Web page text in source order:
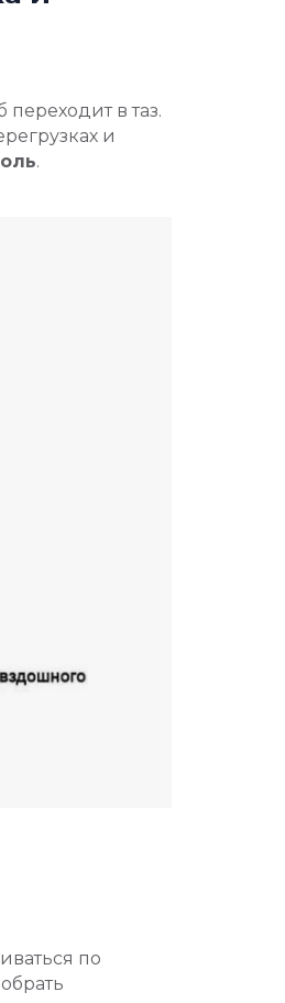
в таз.
и
.
по